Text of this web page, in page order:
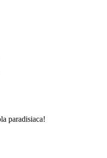
paradisiaca!